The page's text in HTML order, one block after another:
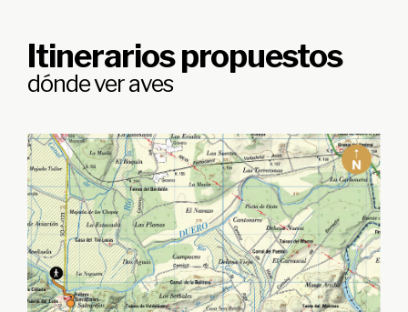
Itinerarios propuestos
dónde ver aves